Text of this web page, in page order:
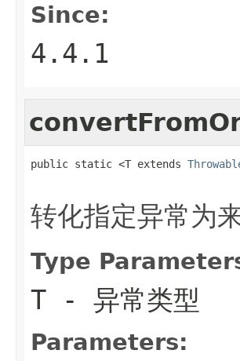
Since:
4.4.1
public static <T extends
转化指定异常为
Type
T - 异常类型
Parameters: